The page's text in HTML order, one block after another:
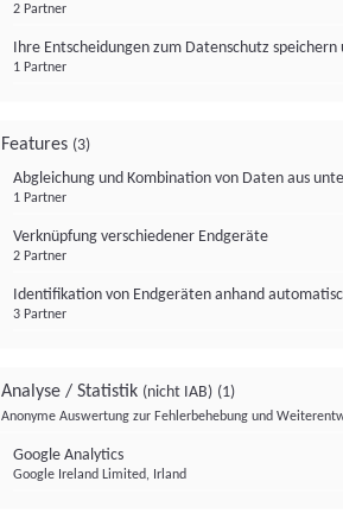
2 Partner
Ihre Entscheidungen zum Datenschutz
1 Partner
Features (3)
Abgleichung und Kombination von Daten aus
1 Partner
Verknüpfung verschiedener Endgeräte
2 Partner
Identifikation von Endgeräten anhand
3 Partner
Analyse / Statistik (nicht IAB) (1)
Anonyme Auswertung zur Fehlerbehebung und
Google Analytics
Google Ireland Limited, Irland